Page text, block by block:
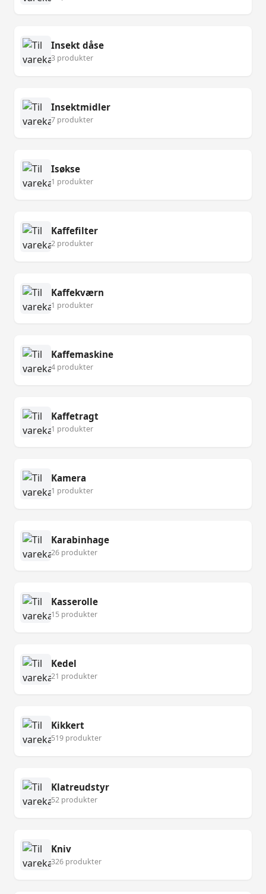
Insekt dåse
3 produkter
Insektmidler
7 produkter
Isøkse
1 produkter
Kaffefilter
2 produkter
Kaffekværn
1 produkter
Kaffemaskine
4 produkter
Kaffetragt
1 produkter
Kamera
1 produkter
Karabinhage
26 produkter
Kasserolle
15 produkter
Kedel
21 produkter
Kikkert
519 produkter
Klatreudstyr
52 produkter
Kniv
326 produkter